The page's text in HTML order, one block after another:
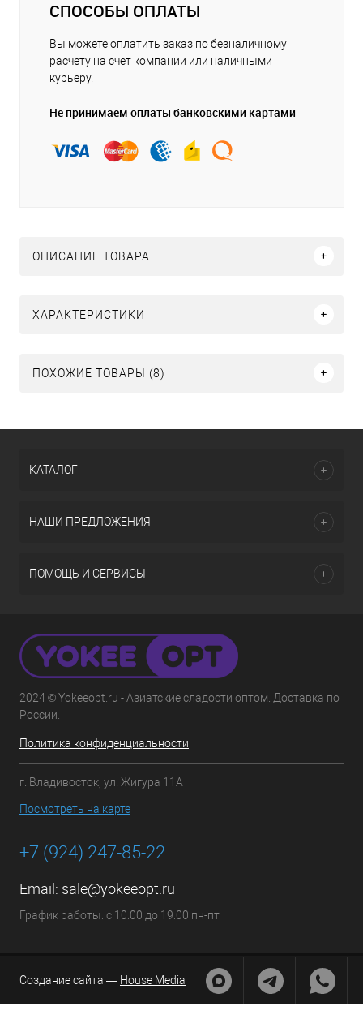
СПОСОБЫ ОПЛАТЫ
Вы можете оплатить заказ по безналичному
расчету на счет компании или наличными
курьеру.
Не принимаем оплаты банковскими картами
ОПИСАНИЕ ТОВАРА
ХАРАКТЕРИСТИКИ
ПОХОЖИЕ ТОВАРЫ (8)
КАТАЛОГ
НАШИ ПРЕДЛОЖЕНИЯ
ПОМОЩЬ И СЕРВИСЫ
2024 © Yokeeopt.ru - Азиатские сладости оптом. Доставка по
России.
Политика конфиденциальности
г. Владивосток, ул. Жигура 11А
Посмотреть на карте
+7 (924) 247-85-22
Email: sale@yokeeopt.ru
График работы: с 10:00 до 19:00 пн-пт
Создание сайта — House Media